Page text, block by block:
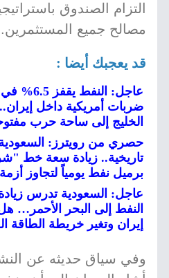
التزام الصندوق
مصالح جميع المستثمرين.
قد يعجبك أيضا :
عاجل:
ضربات أمريكية داخل
الخليج إلى ساحة حرب
حصري من رويترز:
برميل نفط يومياً لتجاوز
عاجل: السعودية تدرس
النفط إلى البحر الأحمر…
إيران وتغير خريطة الطاقة
وفي سياق حديثه عن